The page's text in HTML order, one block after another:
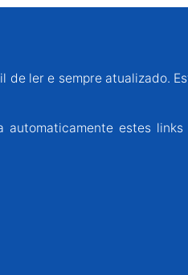
ler e sempre atualizado.
estes